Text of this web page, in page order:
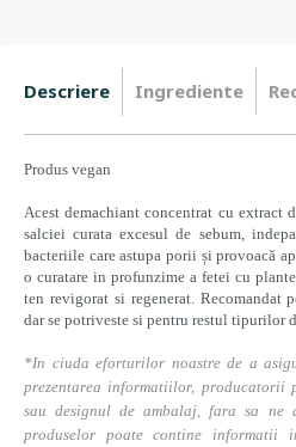
Descriere Ingrediente
Produs vegan
Acest demachiant concentrat cu extract
salciei curata excesul de sebum,
bacteriile care astupa porii și provoacă
o curatare in profunzime a fetei cu
ten revigorat si regenerat. Recomandat
dar se potriveste si pentru restul tipurilor
*In ciuda eforturilor noastre de a
prezentarea informatiilor, producatorii
sau designul de ambalaj, fara sa ne
produselor poate contine informatii